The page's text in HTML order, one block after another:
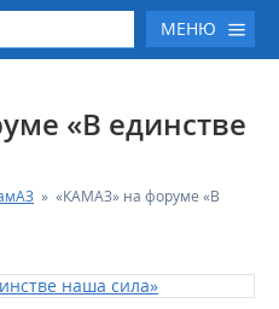
МЕНЮ
«В единстве
» «КАМАЗ» на форуме «В